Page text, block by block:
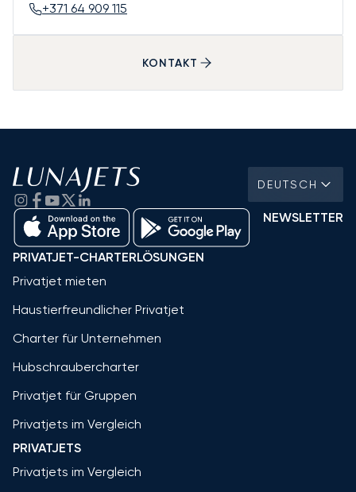
+371 64 909 115
KONTAKT
DEUTSCH
NEWSLETTER
PRIVATJET-CHARTERLÖSUNGEN
Privatjet mieten
Haustierfreundlicher Privatjet
Charter für Unternehmen
Hubschraubercharter
Privatjet für Gruppen
Privatjets im Vergleich
PRIVATJETS
Privatjets im Vergleich